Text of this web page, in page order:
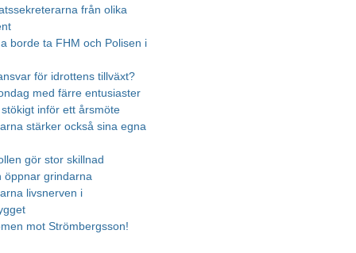
från olika
borde ta FHM och Polisen i
för idrottens tillväxt?
med färre entusiaster
inför ett årsmöte
stärker också sina egna
gör stor skillnad
öppnar grindarna
livsnerven i
mot Strömbergsson!